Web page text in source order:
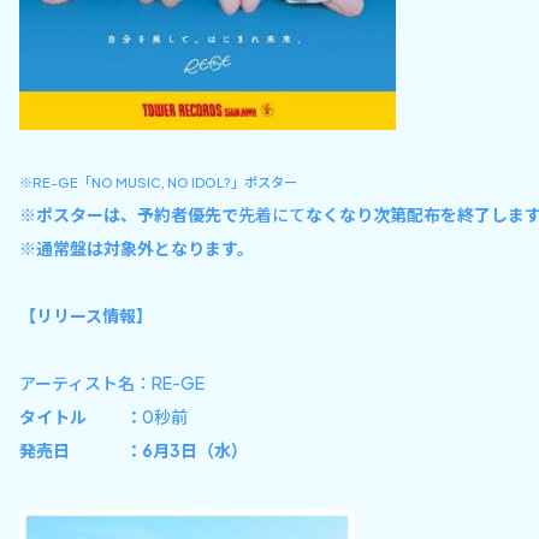
※RE-GE「NO MUSIC, NO IDOL?」ポスター
※ポスターは、予約者優先で先着にてなくなり次第配布を終了しま
※通常盤は対象外となります。
【リリース情報】
アーティスト名：RE-GE
タイトル ： 0秒前
発売日 ：6月3日（水）